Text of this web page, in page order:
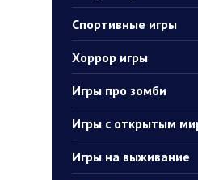
Спортивные игры
Хоррор игры
Игры про зомби
Игры с открытым
Игры на выживание